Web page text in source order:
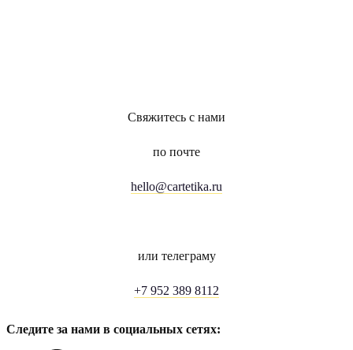
Свяжитесь с нами
по почте
hello@cartetika.ru
или телеграму
+7 952 389 8112
Следите за нами в социальных сетях: